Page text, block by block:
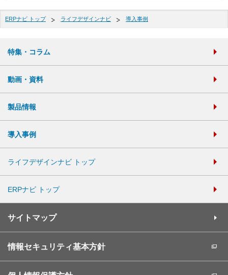
ERPナビ トップ ライフデザインナビ 導入事例
特集・コラム
動画・資料
製品情報
導入事例
ライフデザインナビ トップ
ERPナビ トップ
サイトマップ
情報セキュリティ基本方針